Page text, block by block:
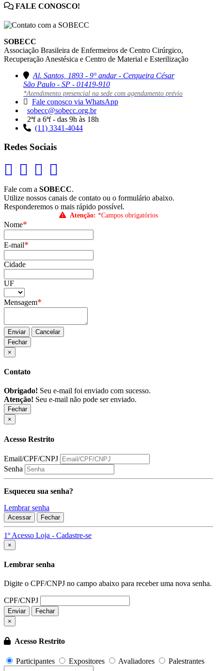
FALE CONOSCO!
SOBECC
Associação Brasileira de Enfermeiros de Centro Cirúrgico,
Recuperação Anestésica e Centro de Material e Esterilização
Al. Santos, 1893 - 9° andar - Cerqueira César
São Paulo - SP - 01419-910
*Atendimento presencial na sede com agendamento prévio
Fale conosco via WhatsApp
sobecc@sobecc.org.br
2ªf a 6ªf - das 9h às 18h
(11) 3341-4044
Redes Sociais
Fale com a SOBECC.
Utilize nossos canais de contato ou o formulário abaixo.
Responderemos o mais rápido possível.
Atenção: *Campos obrigatórios
Nome*
E-mail*
Cidade
UF
Mensagem*
Enviar
Cancelar
Fechar
×
Contato
Obrigado! Seu e-mail foi enviado com sucesso.
Atenção! Seu e-mail não pode ser enviado.
Fechar
×
Acesso Restrito
Email/CPF/CNPJ
Senha
Esqueceu sua senha?
Lembrar senha
Acessar Fechar
1º Acesso Loja - Cadastre-se
×
Lembrar senha
Digite o CPF/CNPJ no campo abaixo para receber uma nova senha.
CPF/CNPJ
Enviar
Fechar
×
Acesso Restrito
Participantes Expositores Avaliadores Palestrantes